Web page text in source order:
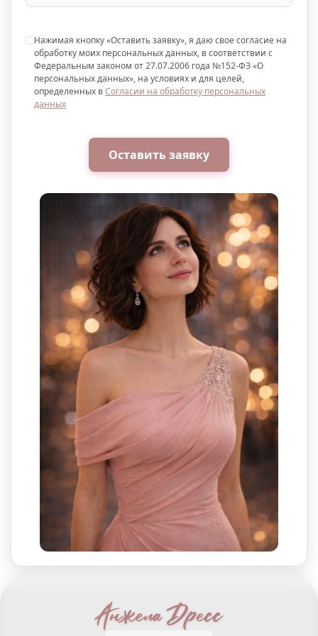
Нажимая кнопку «Оставить заявку», я даю свое согласие на
обработку моих персональных данных, в соответствии с
Федеральным законом от 27.07.2006 года №152-ФЗ «О
персональных данных», на условиях и для целей,
определенных вСогласии на обработку персональных
данных
Оставить заявку
По всем вопросам, связанным с
оформлением рассрочки, вы можете
обратиться к нам:
Телефон:
WhatsApp: +7 (903) 718-28-15
Режим работы:вт–вс: 11:00–20:00
Условия рассрочки могут
варьироваться в зависимости от суммы аренды
и индивидуальных обстоятельств. Точные
условия уточняйте у наших менеджеров.